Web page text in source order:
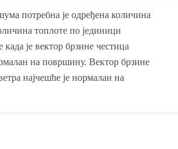
потребна је одређена количина
топлоте по јединици
је вектор брзине честица
на површину. Вектор брзине
најчешће је нормалан на